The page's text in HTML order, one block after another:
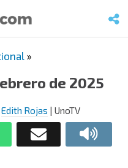
»
de 2025
Edith Rojas | UnoTV